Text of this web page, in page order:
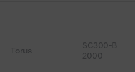
Torus
SC300-B
2000